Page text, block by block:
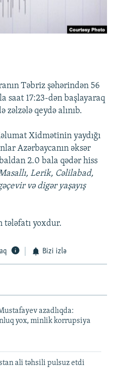
Təbriz şəhərindən 56
saat 17:23-dən başlayaraq
zəlzələ qeydə alınıb.
Xidmətinin yaydığı
Azərbaycanın əksər
2.0 bala qədər hiss
Lerik, Cəlilabad,
və digər yaşayış
tələfatı yoxdur.
Bizi izlə
azadlıqda:
yox, minlik korrupsiya
ali təhsili pulsuz etdi